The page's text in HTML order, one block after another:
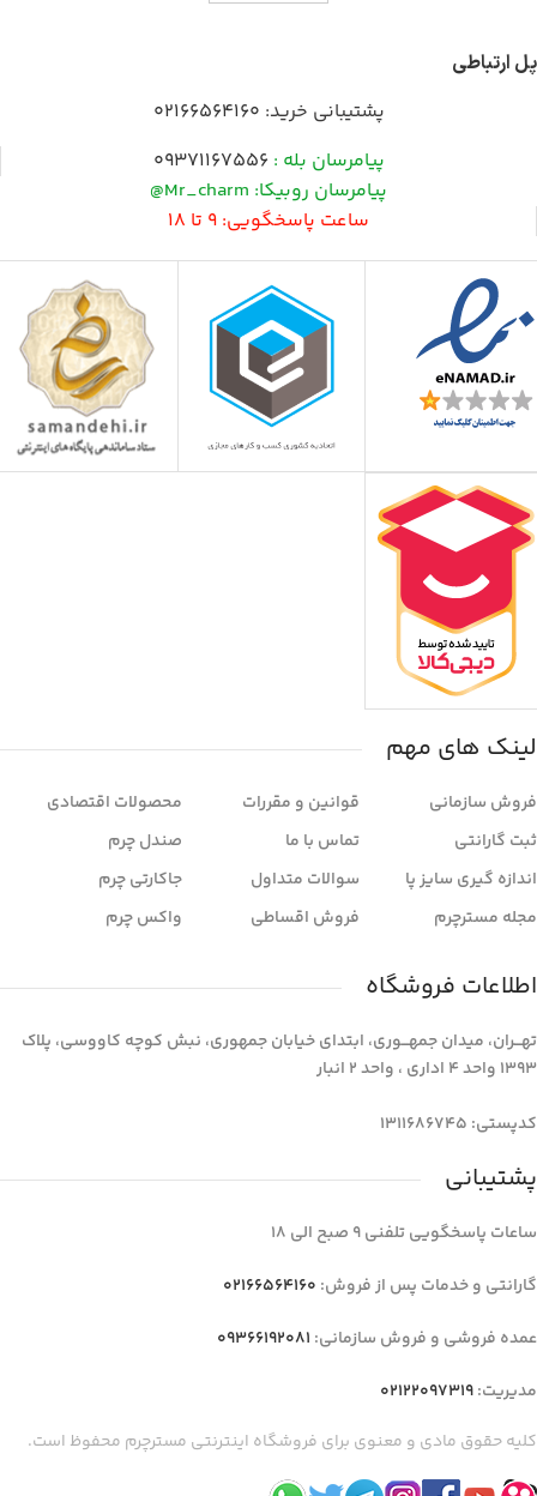
پل ارتباطی
پشتیبانی خرید: 02166564160
پیامرسان بله : 09371167556
پیامرسان روبیکا: Mr_charm@
ساعت پاسخگویی: 9 تا 18
لینک های مهم
فروش سازمانی
ثبت گارانتی
اندازه گیری سایز پا
مجله مسترچرم
قوانین و مقررات
تماس با ما
سوالات متداول
فروش اقساطی
محصولات اقتصادی
صندل چرم
جاکارتی چرم
واکس چرم
اطلاعات فروشگاه
تهـــران، میدان جمهـــوری، ابتدای خیابان جمهوری، نبش کوچه کاووسی، پلاک
1393 واحد 4 اداری ، واحد 2 انبار
کدپستی: 1311686745
پشتیبانی
ساعات پاسخگویی تلفنی 9 صبح الی 18
گارانتی و خدمات پس از فروش: 02166564160
عمده فروشی و فروش سازمانی: 09366192081
مدیریت:02122097319
کلیه حقوق مادی و معنوی برای فروشگاه اینترنتی مسترچرم محفوظ است.